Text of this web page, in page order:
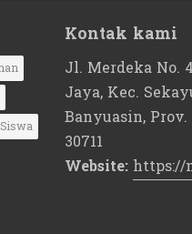
Siswa
Kontak kami
Jl. Merdeka No.
Jaya, Kec.
Banyuasin,
30711
Website: https://